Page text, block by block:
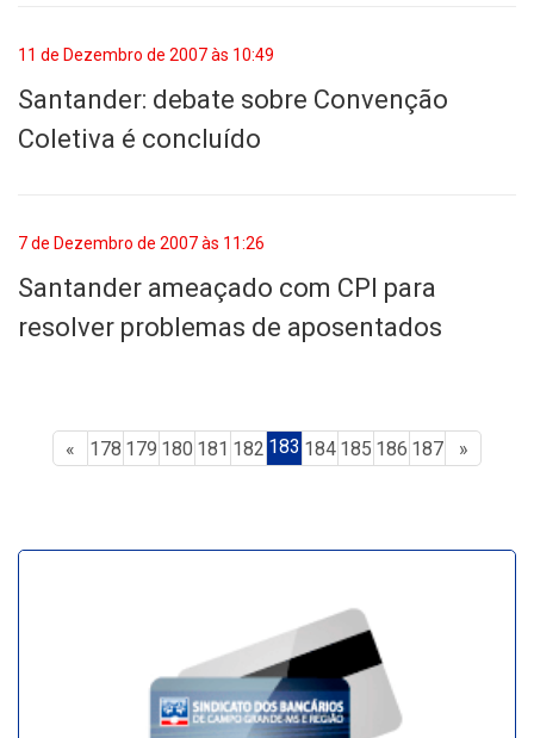
11 de Dezembro de 2007 às 10:49
Santander: debate sobre Convenção
Coletiva é concluído
7 de Dezembro de 2007 às 11:26
Santander ameaçado com CPI para
resolver problemas de aposentados
« 178 179 180 181 182 183 184 185 186 187 »